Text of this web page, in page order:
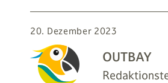
20. Dezember 2023
OUTBAY